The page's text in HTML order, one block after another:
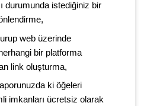
durumunda istediğiniz bir
web üzerinde
bir platforma
link oluşturma,
ki öğeleri
imkanları ücretsiz olarak